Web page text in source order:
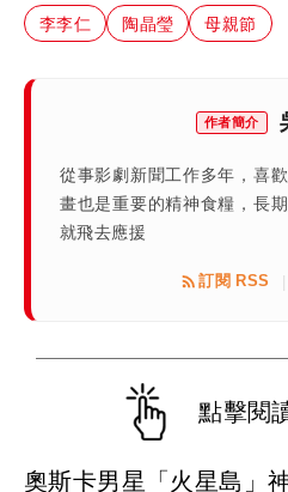
李李仁 陶晶瑩 母親節
作者簡介
從事影劇新聞工作多年，喜
畫也是重要的精神食糧，長
就飛去應援
訂閱 RSS
點擊閱